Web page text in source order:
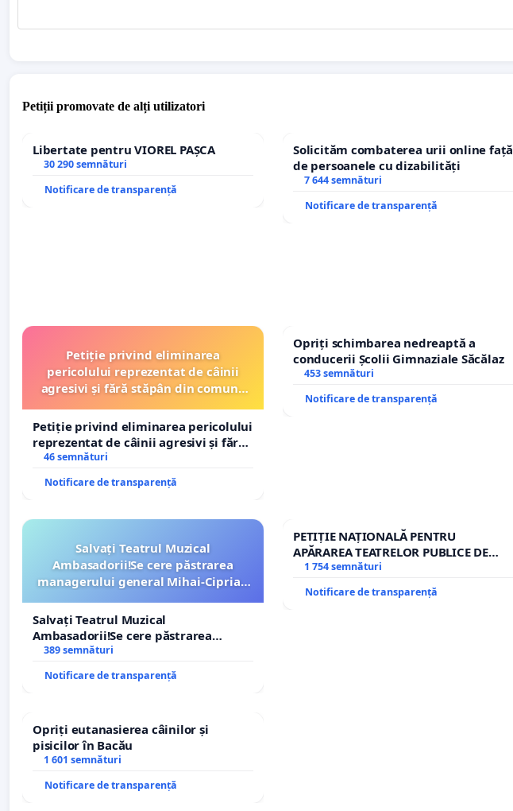
Petiții promovate de alți utilizatori
Libertate pentru VIOREL PAȘCA
30 290 semnături
Notificare de transparență
Solicităm combaterea urii online față
de persoanele cu dizabilități
7 644 semnături
Notificare de transparență
Petiție privind eliminarea
pericolului reprezentat de câinii
agresivi și fără stăpân din comuna
Petiție privind eliminarea pericolului
reprezentat de câinii agresivi și fără
stăpân din comuna Tunari
46 semnături
Notificare de transparență
Opriți schimbarea nedreaptă a
conducerii Școlii Gimnaziale Săcălaz
453 semnături
Notificare de transparență
Salvați Teatrul Muzical
Ambasadorii!Se cere păstrarea
managerului general Mihai-Ciprian
Salvați Teatrul Muzical
Ambasadorii!Se cere păstrarea
managerului general Mihai-Ciprian
ROGOJAN
389 semnături
Notificare de transparență
PETIȚIE NAȚIONALĂ PENTRU
APĂRAREA TEATRELOR PUBLICE DE
REPERTORIU DIN ROMÂNIA
1 754 semnături
Notificare de transparență
Opriți eutanasierea câinilor și
pisicilor în Bacău
1 601 semnături
Notificare de transparență